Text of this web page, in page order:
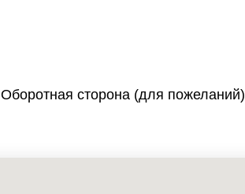
Оборотная сторона (для пожеланий)